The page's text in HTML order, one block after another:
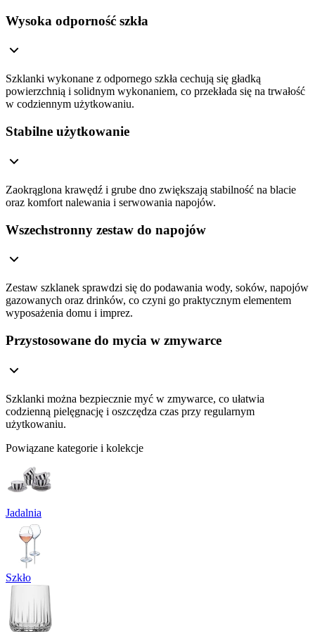
Wysoka odporność szkła
Szklanki wykonane z odpornego szkła cechują się gładką
powierzchnią i solidnym wykonaniem, co przekłada się na trwałość
w codziennym użytkowaniu.
Stabilne użytkowanie
Zaokrąglona krawędź i grube dno zwiększają stabilność na blacie
oraz komfort nalewania i serwowania napojów.
Wszechstronny zestaw do napojów
Zestaw szklanek sprawdzi się do podawania wody, soków, napojów
gazowanych oraz drinków, co czyni go praktycznym elementem
wyposażenia domu i imprez.
Przystosowane do mycia w zmywarce
Szklanki można bezpiecznie myć w zmywarce, co ułatwia
codzienną pielęgnację i oszczędza czas przy regularnym
użytkowaniu.
Powiązane kategorie i kolekcje
Jadalnia
Szkło